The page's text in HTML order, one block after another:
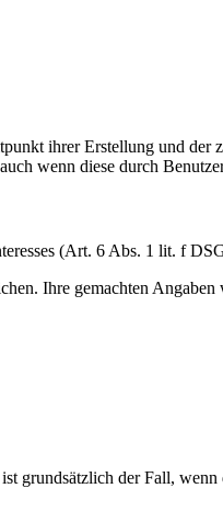
ihrer Erstellung und
wenn diese durch
(Art. 6 Abs. 1 lit. f
Ihre gemachten
grundsätzlich der Fall,